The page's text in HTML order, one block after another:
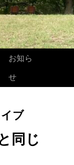
お知ら
せ
ブ
同じ